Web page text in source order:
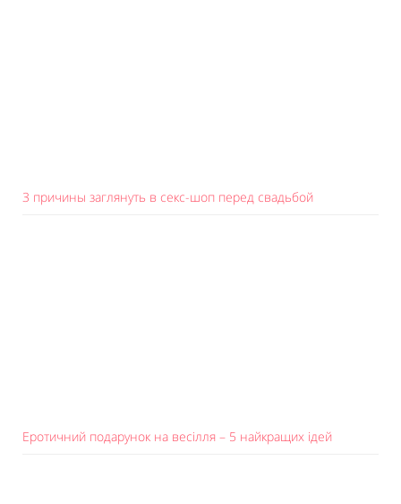
3 причины заглянуть в секс-шоп перед свадьбой
Еротичний подарунок на весілля – 5 найкращих ідей